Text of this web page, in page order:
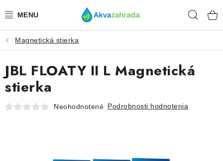
na
TECHNIKA
HNOJIVÁ
VODA
Magnetická stierka
JBL FLOATY II L Magnetická
stierka
Neohodnotené Podrobnosti hodnotenia